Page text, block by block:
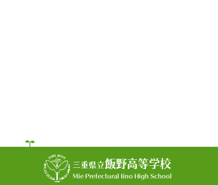
三重県立飯野高等学校
Mie Prefectural Iino High School